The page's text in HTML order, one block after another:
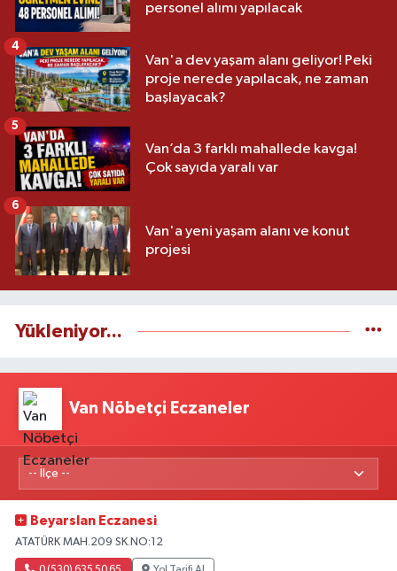
personel alımı yapılacak
Van'a dev yaşam alanı geliyor! Peki
proje nerede yapılacak, ne zaman
başlayacak?
4
Van’da 3 farklı mahallede kavga!
Çok sayıda yaralı var
5
Van'a yeni yaşam alanı ve konut
projesi
6
Yükleniyor...
Van Nöbetçi Eczaneler
Beyarslan Eczanesi
ATATÜRK MAH.209 SK.NO:12